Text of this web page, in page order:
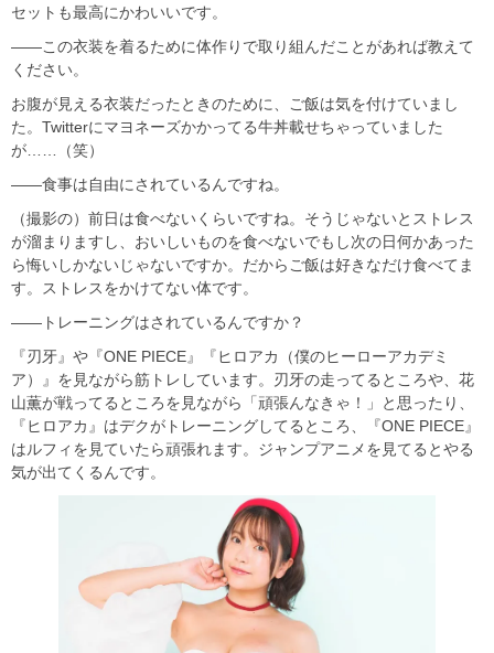
セットも最高にかわいいです。
――この衣装を着るために体作りで取り組んだことがあれば教えて
ください。
お腹が見える衣装だったときのために、ご飯は気を付けていまし
た。Twitterにマヨネーズかかってる牛丼載せちゃっていました
が……（笑）
――食事は自由にされているんですね。
（撮影の）前日は食べないくらいですね。そうじゃないとストレス
が溜まりますし、おいしいものを食べないでもし次の日何かあった
ら悔いしかないじゃないですか。だからご飯は好きなだけ食べてま
す。ストレスをかけてない体です。
――トレーニングはされているんですか？
『刃牙』や『ONE PIECE』『ヒロアカ（僕のヒーローアカデミ
ア）』を見ながら筋トレしています。刃牙の走ってるところや、花
山薫が戦ってるところを見ながら「頑張んなきゃ！」と思ったり、
『ヒロアカ』はデクがトレーニングしてるところ、『ONE PIECE』
はルフィを見ていたら頑張れます。ジャンプアニメを見てるとやる
気が出てくるんです。